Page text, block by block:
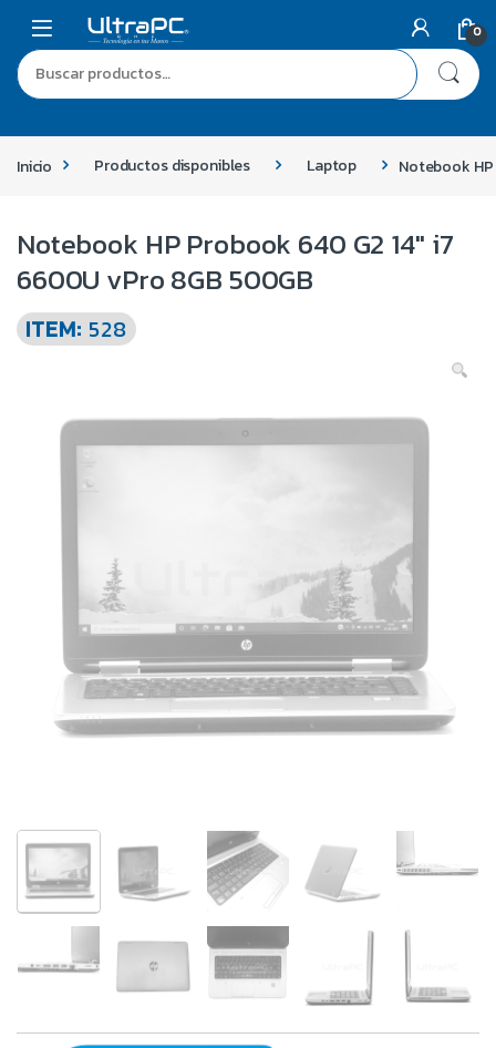
0
Inicio Productos disponibles Laptop Notebook
Notebook HP Probook 640 G2 14″ i7
6600U vPro 8GB 500GB
ITEM: 528